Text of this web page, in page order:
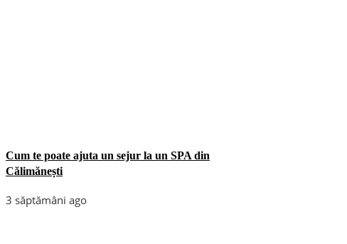
Cum te poate ajuta un sejur la un SPA din
Călimănești
3 săptămâni ago